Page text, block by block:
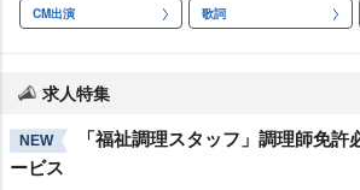
CM出演 歌詞
求人特集
NEW
「福祉調理スタッフ」調理師免
ービス